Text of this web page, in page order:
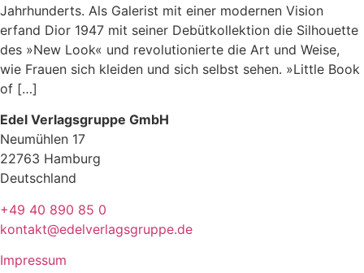
Jahrhunderts. Als Galerist mit einer modernen Vision
erfand Dior 1947 mit seiner Debütkollektion die Silhouette
des »New Look« und revolutionierte die Art und Weise,
wie Frauen sich kleiden und sich selbst sehen. »Little Book
of […]
Edel Verlagsgruppe GmbH
Neumühlen 17
22763 Hamburg
Deutschland
+49 40 890 85 0
kontakt@edelverlagsgruppe.de
Impressum